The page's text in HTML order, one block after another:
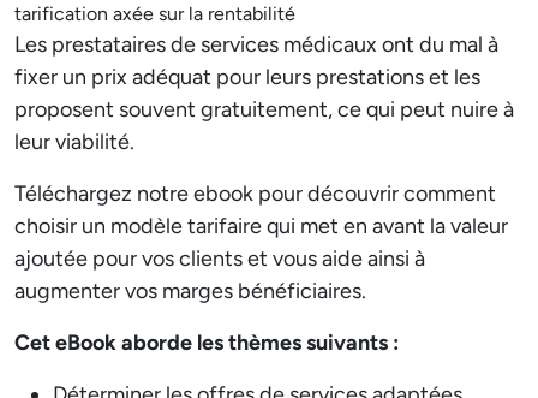
Les prestataires de services médicaux ont du mal à
fixer un prix adéquat pour leurs prestations et les
proposent souvent gratuitement, ce qui peut nuire à
leur viabilité.
Téléchargez notre ebook pour découvrir comment
choisir un modèle tarifaire qui met en avant la valeur
ajoutée pour vos clients et vous aide ainsi à
augmenter vos marges bénéficiaires.
Cet eBook aborde les thèmes suivants :